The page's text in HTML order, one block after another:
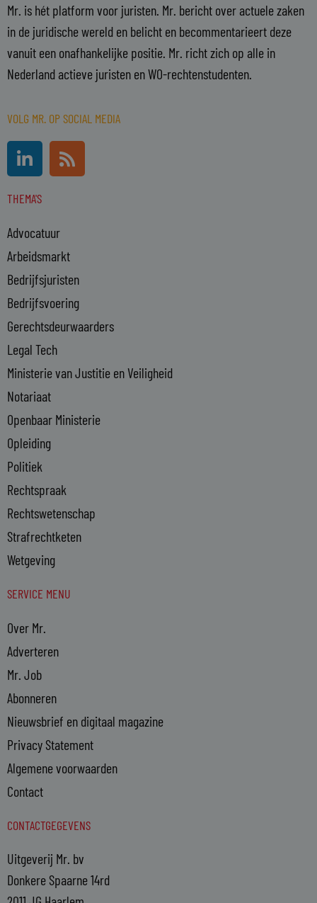
Mr. is hét platform voor juristen. Mr. bericht over actuele zaken
in de juridische wereld en belicht en becommentarieert deze
vanuit een onafhankelijke positie. Mr. richt zich op alle in
Nederland actieve juristen en WO-rechtenstudenten.
VOLG MR. OP SOCIAL MEDIA
L
i
n
k
d
i
n
-
i
n
R
s
s
THEMA'S
Advocatuur
Arbeidsmarkt
Bedrijfsjuristen
Bedrijfsvoering
Gerechtsdeurwaarders
Legal Tech
Ministerie van Justitie en Veiligheid
Notariaat
Openbaar Ministerie
Opleiding
Politiek
Rechtspraak
Rechtswetenschap
Strafrechtketen
Wetgeving
SERVICE MENU
Over Mr.
Adverteren
Mr. Job
Abonneren
Nieuwsbrief en digitaal magazine
Privacy Statement
Algemene voorwaarden
Contact
CONTACTGEGEVENS
Uitgeverij Mr. bv
Donkere Spaarne 14rd